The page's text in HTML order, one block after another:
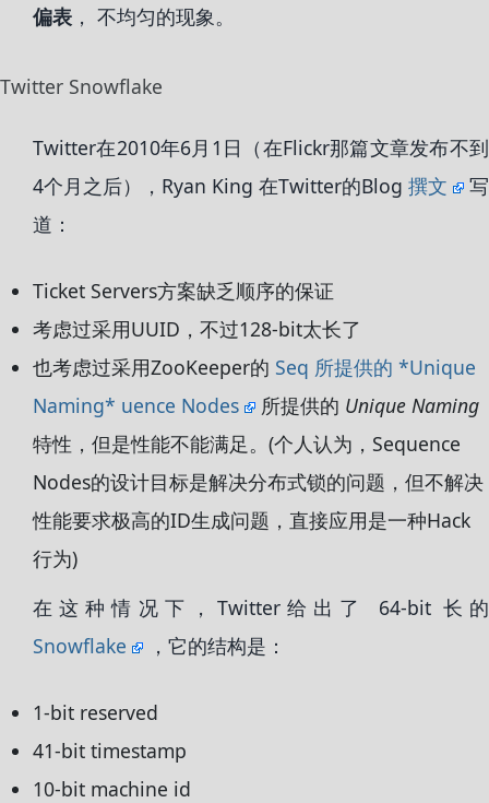
偏表 ， 不均匀的现象。
Twitter Snowflake
Twitter在2010年6月1日（在Flickr那篇文章发布不到
4个月之后），Ryan King 在Twitter的Blog 撰文
写
道：
Ticket Servers方案缺乏顺序的保证
考虑过采用UUID，不过128-bit太长了
也考虑过采用ZooKeeper的 Seq 所提供的 *Unique
Naming* uence Nodes
所提供的 Unique Naming
特性，但是性能不能满足。(个人认为，Sequence
Nodes的设计目标是解决分布式锁的问题，但不解决
性能要求极高的ID生成问题，直接应用是一种Hack
行为)
在这种情况下，Twitter给出了 64-bit 长的
Snowflake
，它的结构是：
1-bit reserved
41-bit timestamp
10-bit machine id